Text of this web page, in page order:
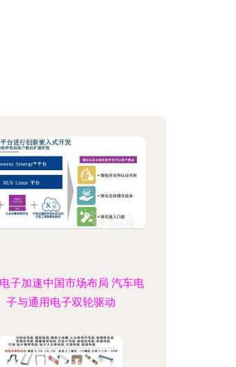
子加速中国市场布局 汽车电
子与通用电子双轮驱动